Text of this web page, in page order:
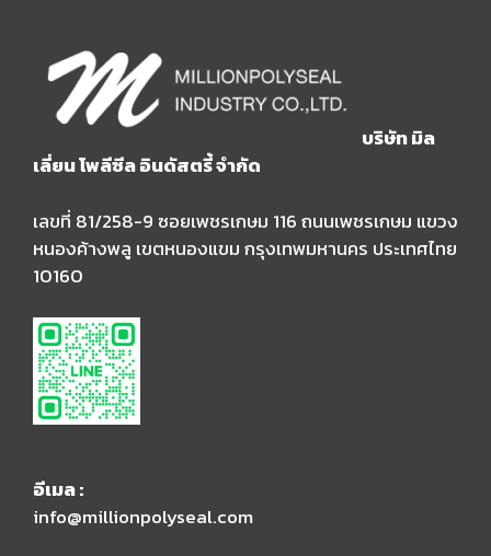
บริษัท มิล
เลี่ยน โพลีซีล อินดัสตรี้ จำกัด
เลขที่ 81/258-9 ซอยเพชรเกษม 116 ถนนเพชรเกษม แขวง
หนองค้างพลู เขตหนองแขม กรุงเทพมหานคร ประเทศไทย
10160
อีเมล​ :
info@millionpolyseal.com